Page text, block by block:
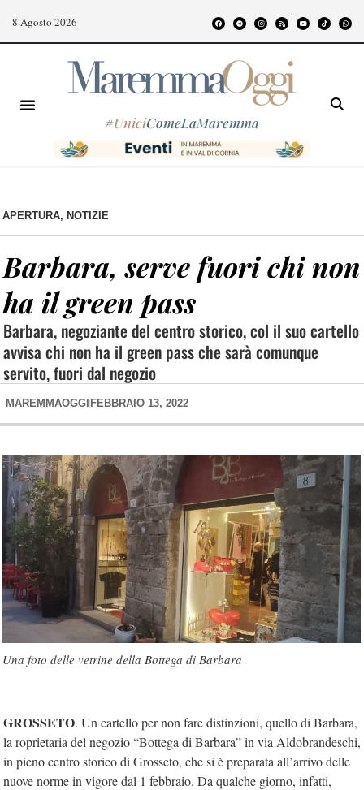
8 Agosto 2026
#UniciComeLaMaremma
APERTURA, NOTIZIE
Barbara, serve fuori chi non
ha il green pass
Barbara, negoziante del centro storico, col il suo cartello
avvisa chi non ha il green pass che sarà comunque
servito, fuori dal negozio
MAREMMAOGGI FEBBRAIO 13, 2022
Una foto delle vetrine della Bottega di Barbara
GROSSETO. Un cartello per non fare distinzioni, quello di Barbara,
la roprietaria del negozio “Bottega di Barbara” in via Aldobrandeschi,
in pieno centro storico di Grosseto, che si è preparata all’arrivo delle
nuove norme in vigore dal 1 febbraio. Da qualche giorno, infatti,